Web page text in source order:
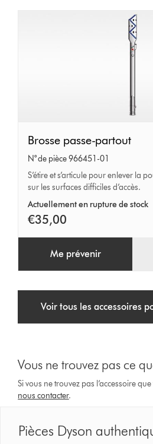
Brosse
passe-
partout
Brosse passe-partout
N° de pièce 966451-01
S’étire et s’articule pour enlever la
sur les surfaces difficiles d’accès.
Actuellement en rupture de stock
€35,00
Me prévenir
Voir tous les accessoires
Vous ne trouvez pas ce
Si vous ne trouvez pas l’accessoire
nous contacter.
Pièces Dyson